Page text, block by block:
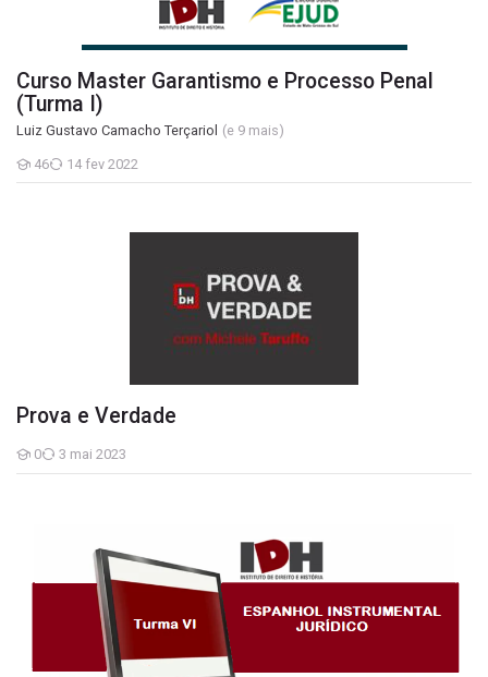
Curso Master Garantismo e Processo Penal
(Turma I)
Luiz Gustavo Camacho Terçariol (e 9 mais)
46
Estudantes
14 fev 2022
Prova e Verdade
0
Estudantes
3 mai 2023